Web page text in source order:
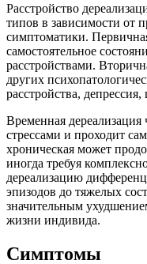
Расстройство
типов в зависимости от
симптоматики.
самостоятельное
расстройствами.
других
расстройства,
Временная дереализация
стрессами и проходит
хроническая может
иногда требуя
дереализацию
эпизодов до тяжелых
значительным
жизни индивида.
Симптомы